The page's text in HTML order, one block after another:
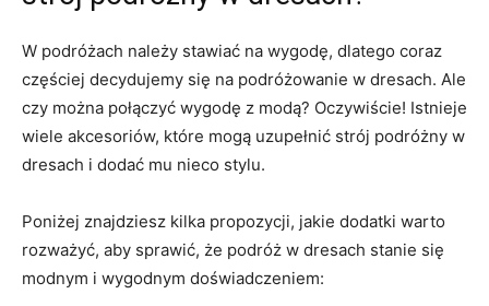
W podróżach⁣ należy stawiać na⁤ wygodę, dlatego‌ coraz⁤
częściej decydujemy się na podróżowanie w dresach.⁣ Ale
czy ⁢można⁣ połączyć wygodę z modą? Oczywiście! Istnieje
wiele​ akcesoriów, które mogą uzupełnić ‌strój podróżny w
dresach i dodać‍ mu ‌nieco⁢ stylu.
Poniżej znajdziesz ​kilka propozycji, jakie dodatki warto ​
rozważyć,‍ aby sprawić, że podróż ⁢w dresach stanie się⁢
modnym ‌i wygodnym doświadczeniem: